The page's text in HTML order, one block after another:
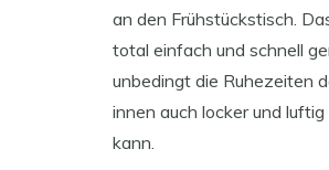
an den Frühstückstisch.
total einfach und schnell
unbedingt die Ruhezeiten
innen auch locker und
kann.